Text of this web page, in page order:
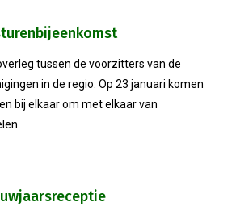
tussen de voorzitters van de
in de regio. Op 23 januari komen
bij elkaar om met elkaar van